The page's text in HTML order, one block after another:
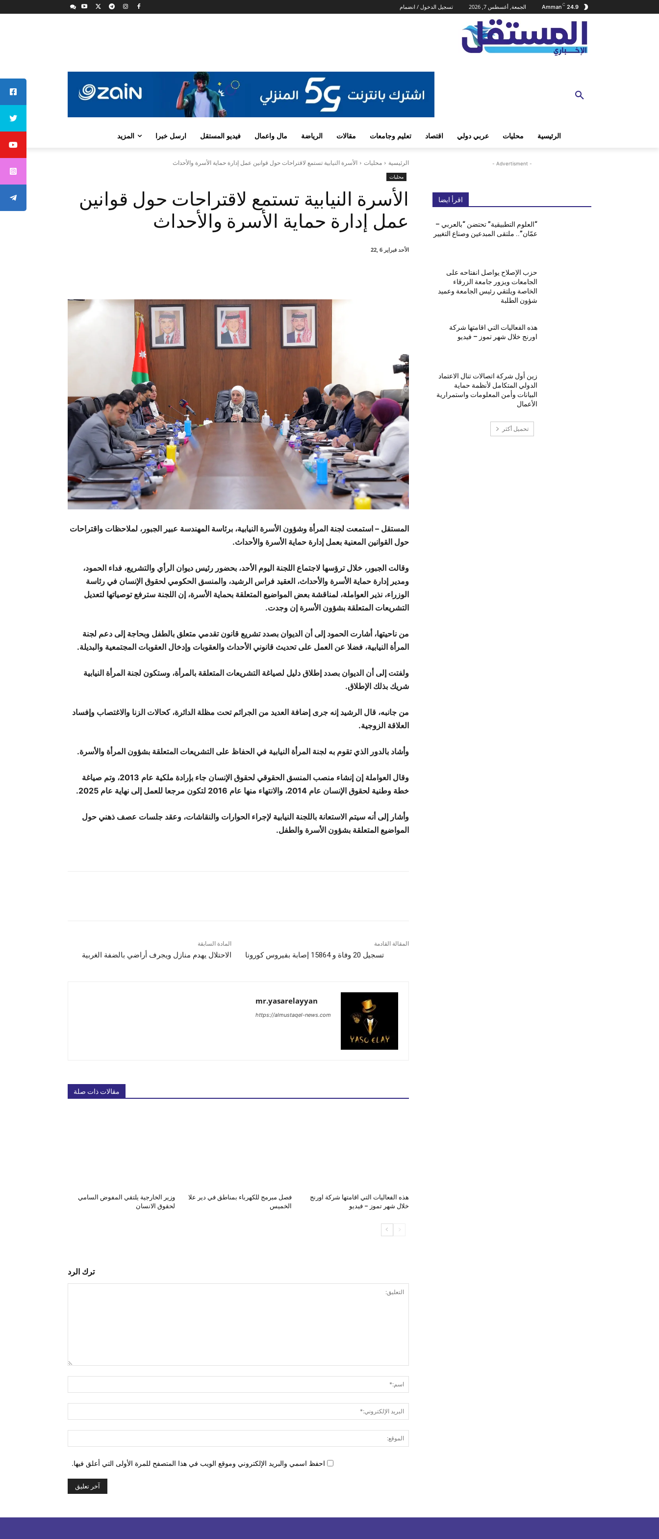
24.9
C
Amman الجمعة, أغسطس 7, 2026 تسجيل الدخول / انضمام
الرئيسية محليات عربي دولي اقتصاد تعليم وجامعات مقالات الرياضة مال واعمال فيديو المستقل ارسل خبرا المزيد
الرئيسية محليات الأسرة النيابية تستمع لاقتراحات حول قوانين عمل إدارة حماية الأسرة والأحداث
محليات
الأسرة النيابية تستمع لاقتراحات حول قوانين
عمل إدارة حماية الأسرة والأحداث
الأحد فبراير 6 ,22
المستقل – استمعت لجنة المرأة وشؤون الأسرة النيابية، برئاسة المهندسة عبير الجبور، لملاحظات واقتراحات
حول القوانين المعنية بعمل إدارة حماية الأسرة والأحداث.
وقالت الجبور، خلال ترؤسها لاجتماع اللجنة اليوم الأحد، بحضور رئيس ديوان الرأي والتشريع، فداء الحمود،
ومدير إدارة حماية الأسرة والأحداث، العقيد فراس الرشيد، والمنسق الحكومي لحقوق الإنسان في رئاسة
الوزراء، نذير العواملة، لمناقشة بعض المواضيع المتعلقة بحماية الأسرة، إن اللجنة سترفع توصياتها لتعديل
التشريعات المتعلقة بشؤون الأسرة إن وجدت.
من ناحيتها، أشارت الحمود إلى أن الديوان بصدد تشريع قانون تقدمي متعلق بالطفل وبحاجة إلى دعم لجنة
المرأة النيابية، فضلا عن العمل على تحديث قانوني الأحداث والعقوبات وإدخال العقوبات المجتمعية والبديلة.
ولفتت إلى أن الديوان بصدد إطلاق دليل لصياغة التشريعات المتعلقة بالمرأة، وستكون لجنة المرأة النيابية
شريك بذلك الإطلاق.
من جانبه، قال الرشيد إنه جرى إضافة العديد من الجرائم تحت مظلة الدائرة، كحالات الزنا والاغتصاب وإفساد
العلاقة الزوجية.
وأشاد بالدور الذي تقوم به لجنة المرأة النيابية في الحفاظ على التشريعات المتعلقة بشؤون المرأة والأسرة.
وقال العواملة إن إنشاء منصب المنسق الحقوقي لحقوق الإنسان جاء بإرادة ملكية عام 2013، وتم صياغة
خطة وطنية لحقوق الإنسان عام 2014، والانتهاء منها عام 2016 لتكون مرجعا للعمل إلى نهاية عام 2025.
وأشار إلى أنه سيتم الاستعانة باللجنة النيابية لإجراء الحوارات والنقاشات، وعقد جلسات عصف ذهني حول
المواضيع المتعلقة بشؤون الأسرة والطفل.
المادة السابقة
الاحتلال يهدم منازل ويجرف أراضي بالضفة الغربية
المقالة القادمة
تسجيل 20 وفاة و 15864 إصابة بفيروس كورونا
mr.yasarelayyan
https://almustaqel-news.com
مقالات ذات صلة
هذه الفعاليات التي اقامتها شركة اورنج
خلال شهر تموز – فيديو
فصل مبرمج للكهرباء بمناطق في دير علا
الخميس
وزير الخارجية يلتقي المفوض السامي
لحقوق الانسان
ترك الرد
الإلكتروني:*
احفظ اسمي والبريد الإلكتروني وموقع الويب في هذا المتصفح للمرة الأولى التي أعلق فيها.
- Advertisment -
اقرأ ايضا
“العلوم التطبيقية” تحتضن “بالعربي –
عمّان”.. ملتقى المبدعين وصناع التغيير
حزب الإصلاح يواصل انفتاحه على
الجامعات ويزور جامعة الزرقاء
الخاصة ويلتقي رئيس الجامعة وعميد
شؤون الطلبة
هذه الفعاليات التي اقامتها شركة
اورنج خلال شهر تموز – فيديو
زين أول شركة اتصالات تنال الاعتماد
الدولي المتكامل لأنظمة حماية
البيانات وأمن المعلومات واستمرارية
الأعمال
تحميل أكثر